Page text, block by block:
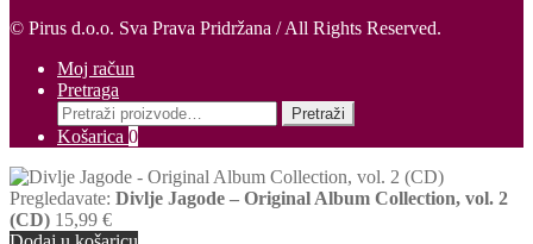
© Pirus d.o.o. Sva Prava Pridržana / All Rights Reserved.
Moj račun
Pretraga
Pretraži:
Pretraži
Košarica 0
Pregledavate: Divlje Jagode – Original Album Collection, vol. 2
(CD) 15,99 €